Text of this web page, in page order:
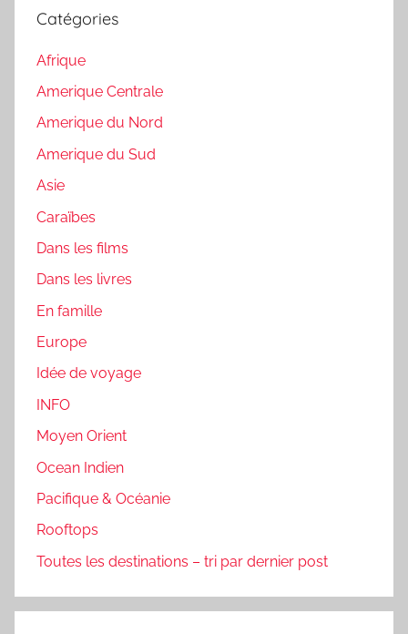
Catégories
Afrique
Amerique Centrale
Amerique du Nord
Amerique du Sud
Asie
Caraïbes
Dans les films
Dans les livres
En famille
Europe
Idée de voyage
INFO
Moyen Orient
Ocean Indien
Pacifique & Océanie
Rooftops
Toutes les destinations – tri par dernier post